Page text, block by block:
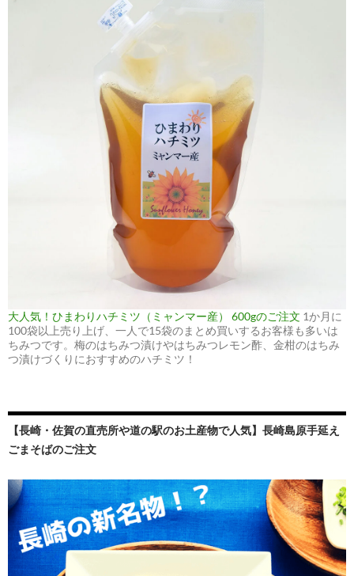
大人気！ひまわりハチミツ（ミャンマー産） 600gのご注文 1か月に
100袋以上売り上げ、一人で15袋のまとめ買いするお客様も多いは
ちみつです。梅のはちみつ漬けやはちみつレモン酢、金柑のはちみ
つ漬けづくりにおすすめのハチミツ！
【長崎・佐賀の直売所や道の駅のお土産物で人気】長崎島原手延え
ごまそばのご注文